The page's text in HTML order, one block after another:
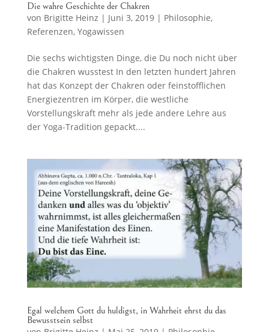
Die wahre Geschichte der Chakren
von Brigitte Heinz | Juni 3, 2019| Philosophie,
Referenzen, Yogawissen
Die sechs wichtigsten Dinge, die Du noch nicht über
die Chakren wusstest In den letzten hundert Jahren
hat das Konzept der Chakren oder feinstofflichen
Energiezentren im Körper, die westliche
Vorstellungskraft mehr als jede andere Lehre aus
der Yoga-Tradition gepackt....
Egal welchem Gott du huldigst, in Wahrheit ehrst du das
Bewusstsein selbst